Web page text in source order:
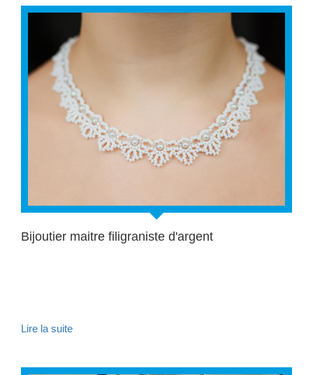
Bijoutier maitre filigraniste d'argent
Lire la suite